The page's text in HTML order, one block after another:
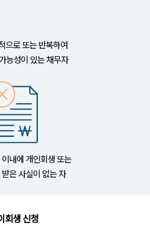
으로 또는 반복하여
능성이 있는 채무자
내에 개인회생 또는
은 사실이 없는 자
회생 신청